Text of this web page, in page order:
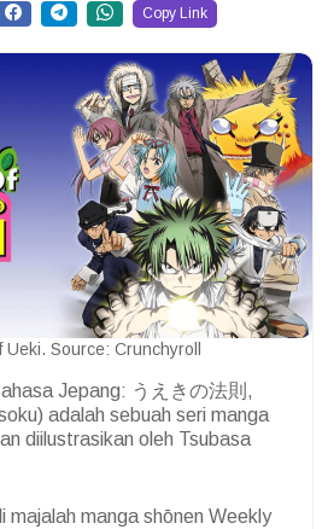
Copy Link
Ueki. Source: Crunchyroll
Jepang: うえきの法則,
adalah sebuah seri manga
diilustrasikan oleh Tsubasa
majalah manga shōnen Weekly